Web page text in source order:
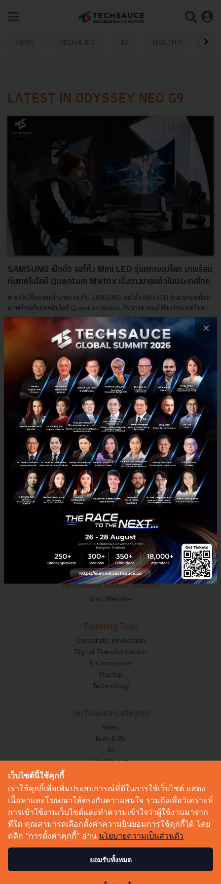
NEWS TECH & BIZ AI HEALTHTECH
LATEST IN ODYSSEY NEO G9
SAMSUNG เปิดตัว จอโค้ง Mini LED รุ่นแรกของโลก มาพร้อม
กับเทคโนโลยี Quantum Matrix เริ่มวางขายแล้วในประเทศไทย
สายจัดโต๊ะคอมห้ามพลาด กับ SAMSUNG จอโค้ง Mini LED รุ่นแรกของโลก
มาพร้อมกับเทคโนโลยี Quantum Matrix เริ่มวางขายแล้วในประเทศไทย...
SAMSUNG Quantum Matrix Odyssey Neo G9
E-mail :contact@techsauce.co
Tel : 02-001-5375
Mobile : 06-4658-9500
Techsauce Media
About Techsauce
Techsauce Services
Privacy Policy
ส่งบทความ
Techsauce Global Summit
Visit Website
Trending Tags
Corporate Innovation
Digital Transformation
E-Commerce
Startup
Technology
Techsauce Category
News
Tech & Biz
AI
HealthTech
Corp Innov
Saucy Thoughts
Sustainable
Videos
Podcast
×
เว็บไซต์นี้ใช้คุกกี้
เราใช้คุกกี้เพื่อเพิ่มประสบการณ์ที่ดีในการใช้เว็บไซต์ แสดง
เนื้อหาและโฆษณาให้ตรงกับความสนใจ รวมถึงเพื่อวิเคราะห์
การเข้าใช้งานเว็บไซต์และทำความเข้าใจว่าผู้ใช้งานมาจาก
ที่ใด คุณสามารถเลือกตั้งค่าความยินยอมการใช้คุกกี้ได้ โดย
คลิก “การตั้งค่าคุกกี้” อ่าน นโยบายความเป็นส่วนตัว
ยอมรับทั้งหมด